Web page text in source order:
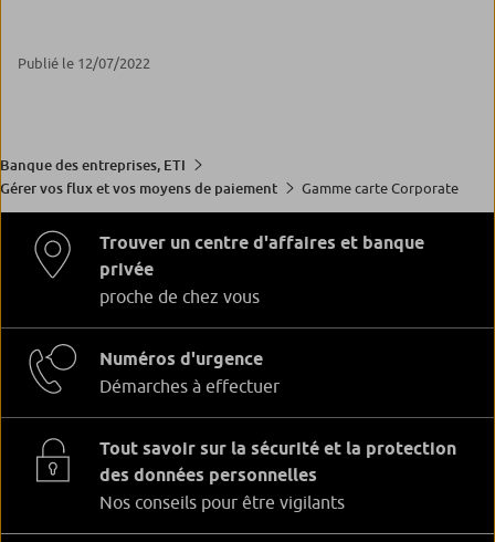
Publié le 12/07/2022
Banque des entreprises, ETI
Gérer vos flux et vos moyens de paiement
Gamme carte Corporate
Trouver un centre d'affaires et banque
privée
proche de chez vous
Numéros d'urgence
Démarches à effectuer
Tout savoir sur la sécurité et la protection
des données personnelles
Nos conseils pour être vigilants